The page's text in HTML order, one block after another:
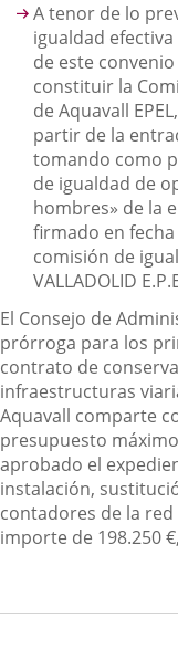
A tenor de lo
igualdad
de este
constituir la
de Aquavall
partir de la
tomando como
de igualdad de
hombres» de la
firmado en
comisión de
VALLADOLID
El Consejo de
prórroga para los
contrato de
infraestructuras
Aquavall comparte
presupuesto
aprobado el
instalación,
contadores de la
importe de 198.250